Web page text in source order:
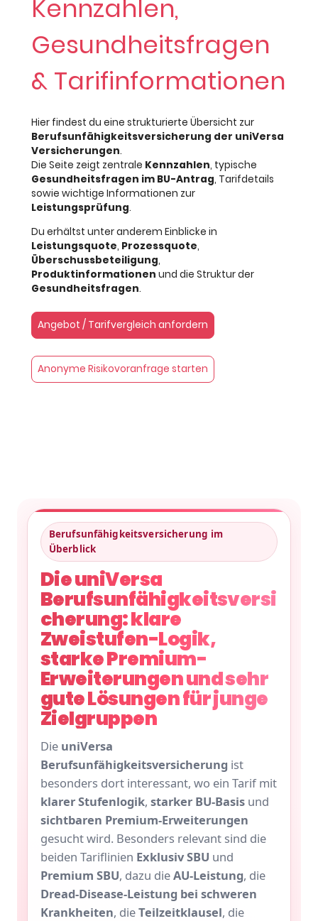
Kennzahlen,
Gesundheitsfragen
& Tarifinformationen
Hier findest du eine strukturierte Übersicht zur
Berufsunfähigkeitsversicherung der uniVersa
Versicherungen.
Die Seite zeigt zentrale Kennzahlen, typische
Gesundheitsfragen im BU-Antrag, Tarifdetails
sowie wichtige Informationen zur
Leistungsprüfung.
Du erhältst unter anderem Einblicke in
Leistungsquote, Prozessquote,
Überschussbeteiligung,
Produktinformationen und die Struktur der
Gesundheitsfragen.
Angebot / Tarifvergleich anfordern
Anonyme Risikovoranfrage starten
Berufsunfähigkeitsversicherung im
Überblick
Die uniVersa
Berufsunfähigkeitsversi
cherung: klare
Zweistufen-Logik,
starke Premium-
Erweiterungen und sehr
gute Lösungen für junge
Zielgruppen
Die uniVersa
Berufsunfähigkeitsversicherung ist
besonders dort interessant, wo ein Tarif mit
klarer Stufenlogik, starker BU-Basis und
sichtbaren Premium-Erweiterungen
gesucht wird. Besonders relevant sind die
beiden Tariflinien Exklusiv SBU und
Premium SBU, dazu dieAU-Leistung, die
Dread-Disease-Leistung bei schweren
Krankheiten, dieTeilzeitklausel, die